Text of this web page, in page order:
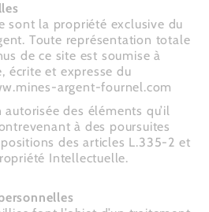
sont la propriété exclusive du
Toute représentation totale
de ce site est soumise à
écrite et expresse du
argent-fournel.com
des éléments qu’il
à des poursuites
des articles L.335-2 et
Intellectuelle.